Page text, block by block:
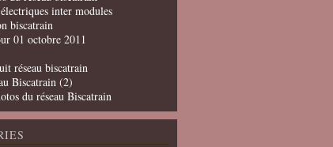
inter modules
biscatrain
01 octobre 2011
réseau biscatrain
Biscatrain (2)
du réseau Biscatrain